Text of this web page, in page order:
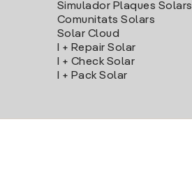
Simulador Plaques Solars
Comunitats Solars
Solar Cloud
I + Repair Solar
I + Check Solar
I + Pack Solar